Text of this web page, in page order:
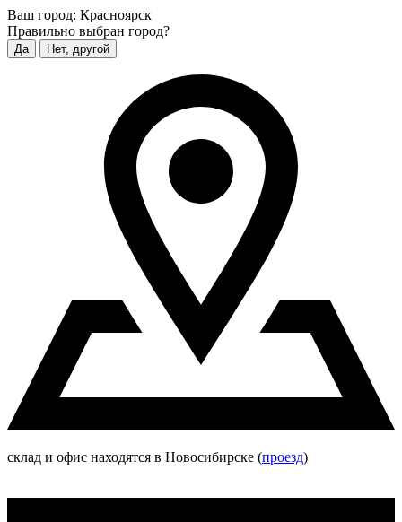
Ваш город: Красноярск
Правильно выбран город?
Да Нет, другой
склад и офис находятся в Новосибирске (проезд)